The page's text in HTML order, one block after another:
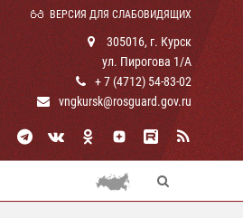
ВЕРСИЯ ДЛЯ СЛАБОВИДЯЩИХ
305016, г. Курск
ул. Пирогова 1/А
+ 7 (4712) 54-83-02
vngkursk@rosguard.gov.ru